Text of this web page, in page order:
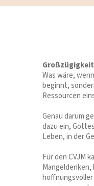
Was wäre,
beginnt,
Ressourcen
Genau darum
dazu ein,
Leben, in der
Für den CVJM